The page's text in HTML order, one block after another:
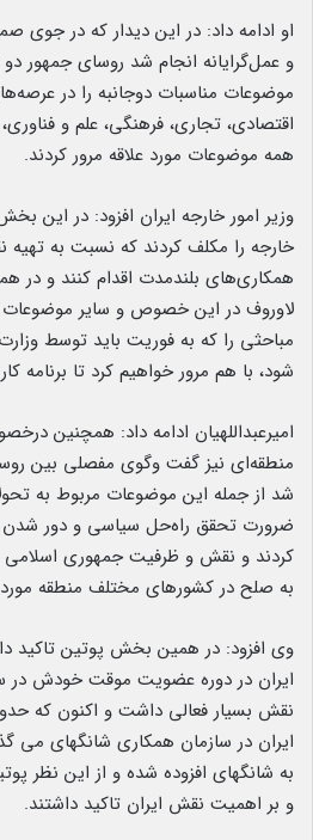
او ادامه داد: در این دیدار که در جوی
و عمل‌گرایانه انجام شد روسای جمهور
موضوعات مناسبات دوجانبه را در
اقتصادی، تجاری، فرهنگی، علم و
همه موضوعات مورد علاقه مرور کردند.
وزیر امور خارجه ایران افزود: در این
خارجه را مکلف کردند که نسبت به تهیه
همکاری‌های بلندمدت اقدام کنند و در
لاوروف در این خصوص و سایر موضوعات
مباحثی را که به فوریت باید توسط
شود، با هم مرور خواهیم کرد تا برنامه‌
امیرعبداللهیان ادامه داد: همچنین
منطقه‌ای نیز گفت‌ وگوی مفصلی بین
شد از جمله این موضوعات مربوط به
ضرورت تحقق راه‌حل سیاسی و دور شدن
کردند و نقش و ظرفیت جمهوری اسلامی
به صلح در کشورهای مختلف منطقه مورد
وی افزود: در همین بخش پوتین تاکید
ایران در دوره عضویت موقت خودش در
نقش بسیار فعالی داشت و اکنون که
ایران در سازمان همکاری شانگهای می
به شانگهای افزوده شده و از این نظر
و بر اهمیت نقش ایران تاکید داشتند.